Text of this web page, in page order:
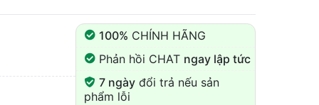
100% CHÍNH HÃNG
Phản hồi CHAT ngay lập tức
7 ngàyđổi trả nếu sản
phẩm lỗi